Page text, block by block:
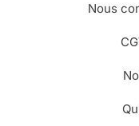
Nous